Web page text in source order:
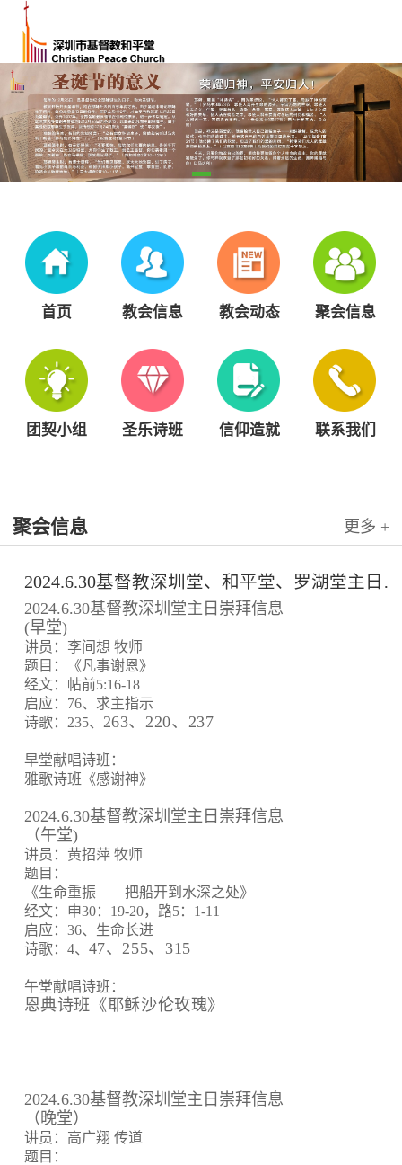
首页 教会信息 教会动态 聚会信息
团契小组 圣乐诗班 信仰造就 联系我们
聚会信息 更多 +
2024.6.30基督教深圳堂、和平堂、罗湖堂主日崇拜信息
2024.6.30基督教深圳堂主日崇拜信息
(早堂)
讲员：李间想 牧师
题目：《凡事谢恩》
经文：帖前5:16-18
启应：76、求主指示
诗歌：235、 263、220、237
早堂献唱诗班：
雅歌诗班《感谢神》
2024.6.30基督教深圳堂主日崇拜信息
（午堂)
讲员：黄招萍 牧师
题目：
《生命重振——把船开到水深之处》
经文：申30：19-20，路5：1-11
启应：36、生命长进
诗歌：4、 47、255、315
午堂献唱诗班：
恩典诗班《耶稣沙伦玫瑰》
2024.6.30基督教深圳堂主日崇拜信息
（晚堂）
讲员：高广翔 传道
题目：